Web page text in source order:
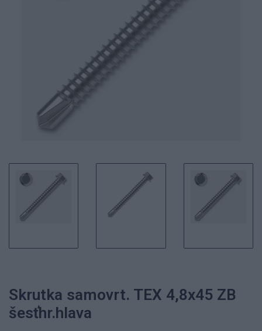
Skrutka samovrt. TEX 4,8x45 ZB
šesťhr.hlava